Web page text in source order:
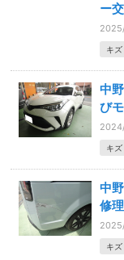
ー
キズ
中
び
キズ
中
修理
キズ